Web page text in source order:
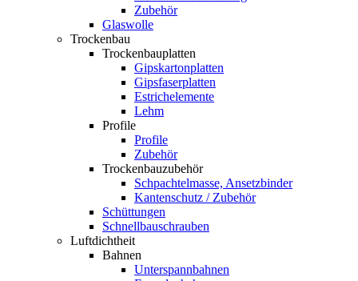
Zubehör
Glaswolle
Trockenbau
Trockenbauplatten
Gipskartonplatten
Gipsfaserplatten
Estrichelemente
Lehm
Profile
Profile
Zubehör
Trockenbauzubehör
Schpachtelmasse, Ansetzbinder
Kantenschutz / Zubehör
Schüttungen
Schnellbauschrauben
Luftdichtheit
Bahnen
Unterspannbahnen